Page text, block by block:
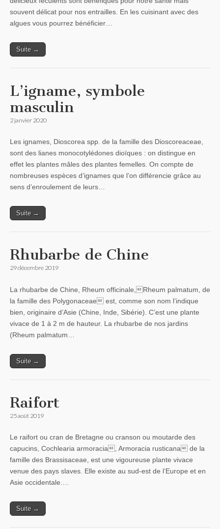
souvent délicat pour nos entrailles. En les cuisinant avec des
algues vous pourrez bénéficier…
Suite →
L’igname, symbole
masculin
2 janvier 2020
Les ignames, Dioscorea spp. de la famille des Dioscoreaceae,
sont des lianes monocotylédones dioïques : on distingue en
effet les plantes mâles des plantes femelles. On compte de
nombreuses espèces d’ignames que l’on différencie grâce au
sens d’enroulement de leurs…
Suite →
Rhubarbe de Chine
29 décembre 2019
La rhubarbe de Chine, Rheum officinale,Rheum palmatum, de
la famille des Polygonaceae est, comme son nom l’indique
bien, originaire d’Asie (Chine, Inde, Sibérie). C’est une plante
vivace de 1 à 2 m de hauteur. La rhubarbe de nos jardins
(Rheum palmatum…
Suite →
Raifort
25 août 2019
Le raifort ou cran de Bretagne ou cranson ou moutarde des
capucins, Cochlearia armoracia, Armoracia rusticana de la
famille des Brassisaceae, est une vigoureuse plante vivace
venue des pays slaves. Elle existe au sud-est de l’Europe et en
Asie occidentale.…
Suite →